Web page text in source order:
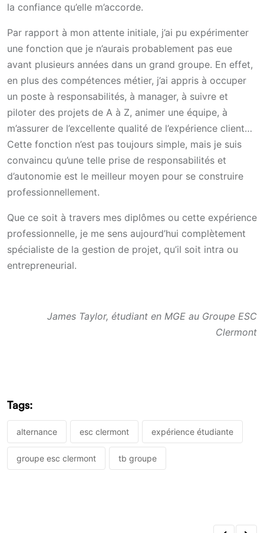
la confiance qu’elle m’accorde.
Par rapport à mon attente initiale, j’ai pu expérimenter
une fonction que je n’aurais probablement pas eue
avant plusieurs années dans un grand groupe. En effet,
en plus des compétences métier, j’ai appris à occuper
un poste à responsabilités, à manager, à suivre et
piloter des projets de A à Z, animer une équipe, à
m’assurer de l’excellente qualité de l’expérience client…
Cette fonction n’est pas toujours simple, mais je suis
convaincu qu’une telle prise de responsabilités et
d’autonomie est le meilleur moyen pour se construire
professionnellement.
Que ce soit à travers mes diplômes ou cette expérience
professionnelle, je me sens aujourd’hui complètement
spécialiste de la gestion de projet, qu’il soit intra ou
entrepreneurial.
James Taylor, étudiant en MGE au Groupe ESC
Clermont
Tags:
alternance esc clermont expérience étudiante
groupe esc clermont tb groupe